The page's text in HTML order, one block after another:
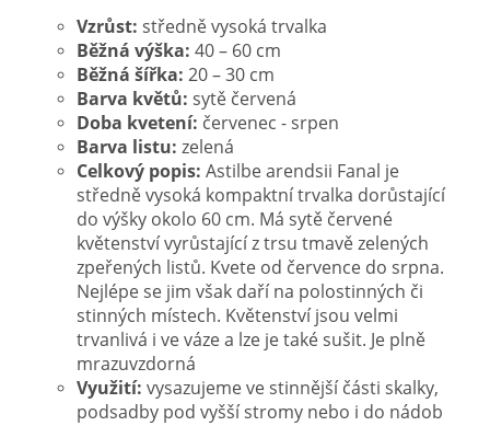
Vzrůst: středně vysoká trvalka
Běžná výška: 40 – 60 cm
Běžná šířka: 20 – 30 cm
Barva květů: sytě červená
Doba kvetení: červenec - srpen
Barva listu: zelená
Celkový popis: Astilbe arendsii Fanal je
středně vysoká kompaktní trvalka dorůstající
do výšky okolo 60 cm. Má sytě červené
květenství vyrůstající z trsu tmavě zelených
zpeřených listů. Kvete od července do srpna.
Nejlépe se jim však daří na polostinných či
stinných místech. Květenství jsou velmi
trvanlivá i ve váze a lze je také sušit. Je plně
mrazuvzdorná
Využití: vysazujeme ve stinnější části skalky,
podsadby pod vyšší stromy nebo i do nádob